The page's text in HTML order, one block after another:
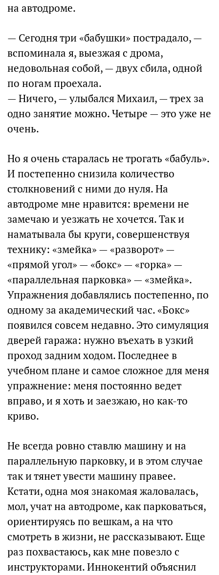
на автодроме.
— Сегодня три «бабушки» пострадало, —
вспоминала я, выезжая с дрома,
недовольная собой, — двух сбила, одной
по ногам проехала.
— Ничего, — улыбался Михаил, — трех за
одно занятие можно. Четыре — это уже не
очень.
Но я очень старалась не трогать «бабуль».
И постепенно снизила количество
столкновений с ними до нуля. На
автодроме мне нравится: времени не
замечаю и уезжать не хочется. Так и
наматывала бы круги, совершенствуя
технику: «змейка» — «разворот» —
«прямой угол» — «бокс» — «горка» —
«параллельная парковка» — «змейка».
Упражнения добавлялись постепенно, по
одному за академический час. «Бокс»
появился совсем недавно. Это симуляция
дверей гаража: нужно въехать в узкий
проход задним ходом. Последнее в
учебном плане и самое сложное для меня
упражнение: меня постоянно ведет
вправо, и я хоть и заезжаю, но как-то
криво.
Не всегда ровно ставлю машину и на
параллельную парковку, и в этом случае
так и тянет увести машину правее.
Кстати, одна моя знакомая жаловалась,
мол, учат на автодроме, как парковаться,
ориентируясь по вешкам, а на что
смотреть в жизни, не рассказывают. Еще
раз похвастаюсь, как мне повезло с
инструкторами. Иннокентий объяснил